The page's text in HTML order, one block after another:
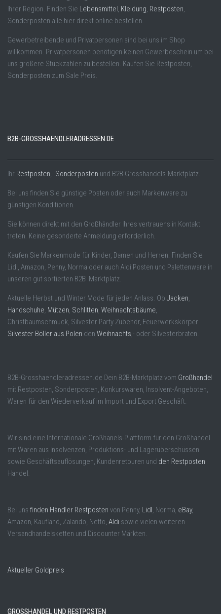
Ihrer Region. Finden Sie Lebensmittel , Kleidung, Restposten,
Sonderposten alle hier direkt online bestellen.
Gewerbetreibende und Privatpersonen sind bei uns im Shop
willkommen. Privatpersonen benötigen keinen Gewerbeschein um bei
uns größere Stückzahlen zu bestellen. Kaufen Sie Restposten,
Sonderposten zum Sale Preis.
B2B-GROSSHAENDLERADRESSEN.DE
Ihr Restposten,- Sonderposten und B2B Grosshandels-Marktplatz.
Bei uns finden Sie günstige Posten oder auch Markenware zu
günstigen Konditionen.
Sie können direkt mit den Großhändler Ihres vertrauens in Kontakt
treten. Keine gesonderte Anmeldung erforderlich.
Kaufen Sie Markenmode für Kinder, Damen und Herren. Finden Sie
Lidl, Amazon, Penny, Norma oder auch Aldi Posten und Palettenware in
unseren gut sortierten B2B Marktplatz.
Aktuelle Herbst und Winter Mode für jeden Anlass. Ob Jacken,
Handschuhe, Mützen, Schlitten, Weihnachtsbäume,
Christbaumschmuck, Silvester Party Zubehör, Feuerwerkskörper
Silvester Böller aus Polen den Weihnachts,- oder Silvesterbraten.
B2B-Grosshaendleradressen.de Dein B2B-Marktplatz vom Großhandel
mit Restposten, Sonderposten, Konkurswaren, Insolvent-Angeboten,
Waren für den Wiederverkauf im Import und Export Geschäft.
Wir sind eine Internationale Großhanels-Plattform für den Großhandel
mit Waren aus Insolvenzen, Produktions- und Lagerüberschüssen
sowie Geschäftsauflösungen, Kundenretouren und den Restposten
Handel.
Bei uns finden Händler Restposten von Penny, Lidl , Norma, eBay,
Amazon, Kaufland, Zalando, Netto, Aldi sowie vielen weiteren
Versandhandelsketten und Discounter Märkten.
Aktueller Goldpreis
GROSSHANDEL UND RESTPOSTEN